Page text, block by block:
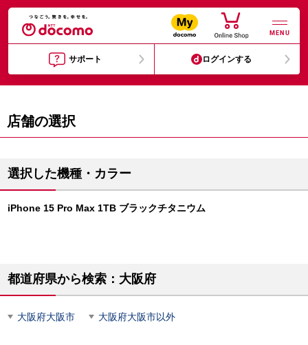
MENU
サポート ログインする
店舗の選択
選択した機種・カラー
iPhone 15 Pro Max 1TB ブラックチタニウム
都道府県から検索：大阪府
大阪府大阪市 大阪府大阪市以外